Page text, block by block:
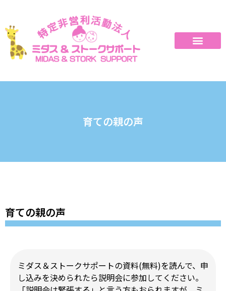
育ての親の声
育ての親の声
ミダス＆ストークサポートの資料(無料)を読んで、申
し込みを決められたら説明会に参加してください。